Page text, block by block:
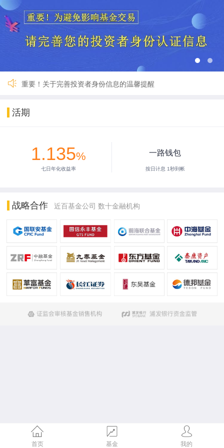
国寿安保鑫钱包货币A暂停交易
国联货币E 9月27日暂停服务
【重要】一路财富暂停服务3小时
【重要】关于暂停新用户注册的公告
重要！关于完善投资者身份信息的温馨提醒
国联货币E 9月27日暂停服务
2024年春节假期安排公告
【重要】关于暂停新用户注册的公告
重要！关于完善投资者身份信息的温馨提醒
活期
1.135%
七日年化收益率
一路钱包
按日计息 1秒到帐
战略合作 近百基金公司 数十金融机构
首页 基金 我的